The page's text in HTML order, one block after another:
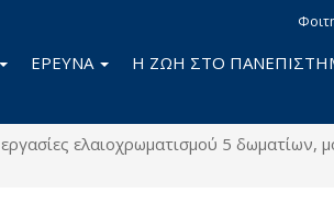
ΕΡΕΥΝΑ Η ΖΩΗ ΣΤΟ
εργασίες ελαιοχρωματισμού 5